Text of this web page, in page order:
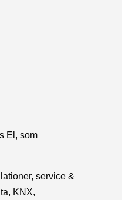
El, som
service &
KNX,